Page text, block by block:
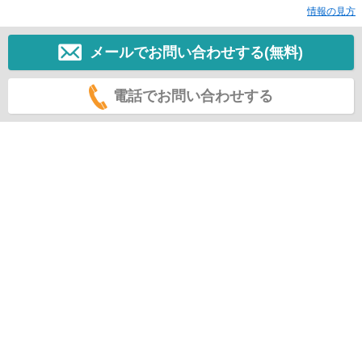
情報の見方
メールでお問い合わせする(無料)
電話でお問い合わせする